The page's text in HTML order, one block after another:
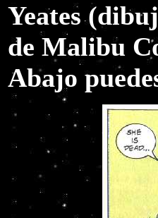
Yeates
de Malibu
Abajo